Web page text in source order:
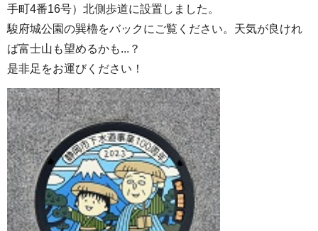
手町4番16号）北側歩道に設置しました。
駿府城公園の巽櫓をバックにご覧ください。天気が良けれ
ば富士山も望めるかも...？
是非足をお運びください！